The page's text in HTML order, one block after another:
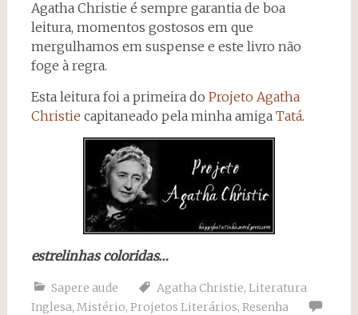
Agatha Christie é sempre garantia de boa
leitura, momentos gostosos em que
mergulhamos em suspense e este livro não
foge à regra.
Esta leitura foi a primeira do Projeto Agatha
Christie capitaneado pela minha amiga Tatá.
estrelinhas coloridas…
Sapere aude Agatha Christie, Literatura
Inglesa, Mistério, Projetos Literários, Resenha